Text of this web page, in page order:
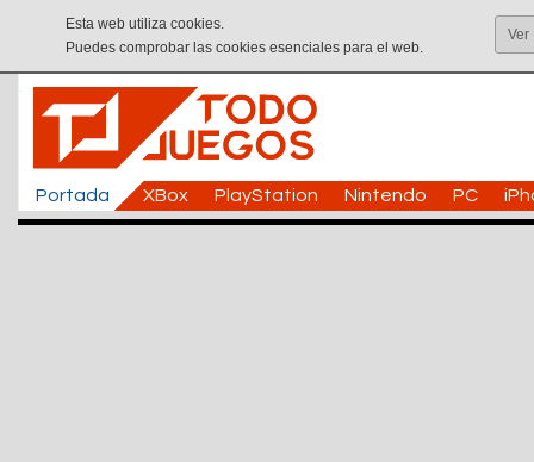
Esta web utiliza cookies.
Puedes comprobar las cookies esenciales para el web.
Ver
Portada XBox PlayStation Nintendo PC